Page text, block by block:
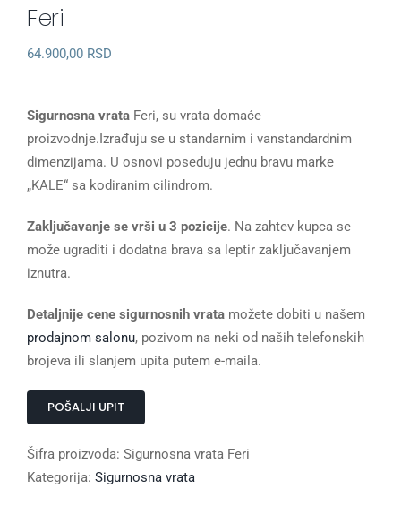
Feri
64.900,00 RSD
Sigurnosna vrata Feri, su vrata domaće
proizvodnje.Izrađuju se u standarnim i vanstandardnim
dimenzijama. U osnovi poseduju jednu bravu marke
„KALE“ sa kodiranim cilindrom.
Zaključavanje se vrši u 3 pozicije. Na zahtev kupca se
može ugraditi i dodatna brava sa leptir zaključavanjem
iznutra.
Detaljnije cene sigurnosnih vrata možete dobiti u našem
prodajnom salonu, pozivom na neki od naših telefonskih
brojeva ili slanjem upita putem e-maila.
POŠALJI UPIT
Šifra proizvoda: Sigurnosna vrata Feri
Kategorija: Sigurnosna vrata